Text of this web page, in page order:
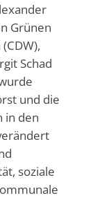
Grünen
Schad
und die
in den
soziale